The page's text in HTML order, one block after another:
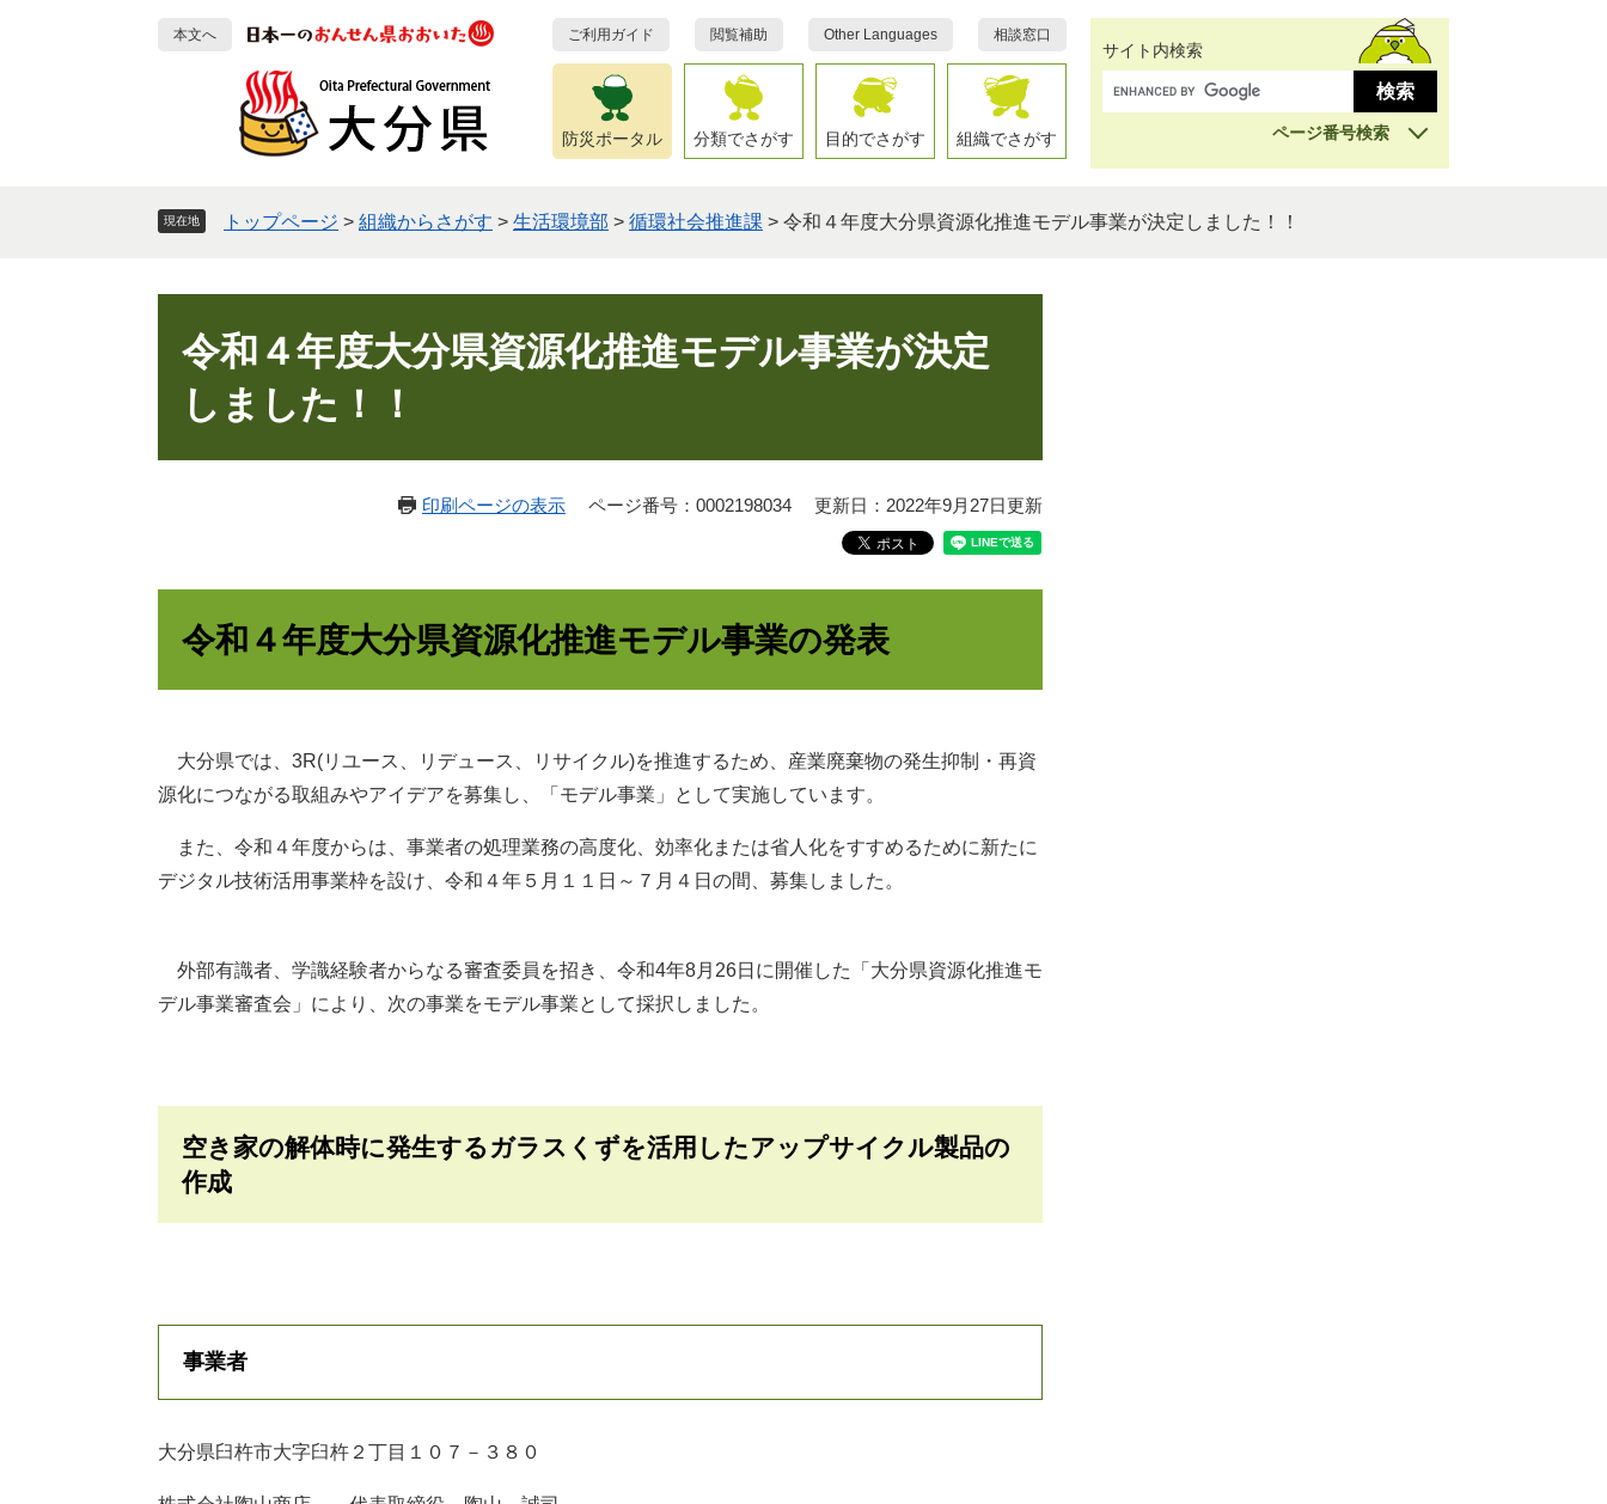
本文へ ご利用ガイド 閲覧補助 Other Languages 相談窓口
防災ポータル 分類でさがす 目的でさがす 組織でさがす
サイト内検索
ページ番号検索
現在地 トップページ > 組織からさがす > 生活環境部 > 循環社会推進課 > 令和４年度大分県資源化推進モデル事業が決定しました！！
令和４年度大分県資源化推進モデル事業が決定
しました！！
印刷ページの表示 ページ番号：0002198034 更新日：2022年9月27日更新
令和４年度大分県資源化推進モデル事業の発表
大分県では、3R(リユース、リデュース、リサイクル)を推進するため、産業廃棄物の発生抑制・再資
源化につながる取組みやアイデアを募集し、「モデル事業」として実施しています。
また、令和４年度からは、事業者の処理業務の高度化、効率化または省人化をすすめるために新たに
デジタル技術活用事業枠を設け、令和４年５月１１日～７月４日の間、募集しました。
外部有識者、学識経験者からなる審査委員を招き、令和4年8月26日に開催した「大分県資源化推進モ
デル事業審査会」により、次の事業をモデル事業として採択しました。
空き家の解体時に発生するガラスくずを活用したアップサイクル製品の
作成
事業者
大分県臼杵市大字臼杵２丁目１０７－３８０